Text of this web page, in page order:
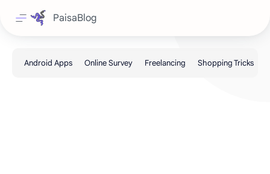
PaisaBlog